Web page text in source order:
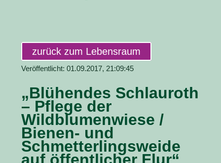
zurück zum Lebensraum
Veröffentlicht: 01.09.2017, 21:09:45
„Blühendes Schlauroth
– Pflege der
Wildblumenwiese /
Bienen- und
Schmetterlingsweide